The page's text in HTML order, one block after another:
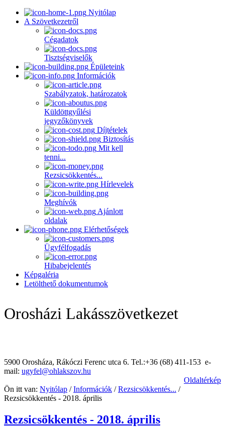
Nyitólap
A Szövetkezetről
Cégadatok
Tisztségviselők
Épületeink
Információk
Szabályzatok, határozatok
Küldöttgyűlési
jegyzőkönyvek
Díjtételek
Biztosítás
Mit kell
tenni...
Rezsicsökkentés...
Hírlevelek
Meghívók
Ajánlott
oldalak
Elérhetőségek
Ügyfélfogadás
Hibabejelentés
Képgaléria
Letölthető dokumentumok
Orosházi Lakásszövetkezet
5900 Orosháza, Rákóczi Ferenc utca 6. Tel.:+36 (68) 411-153 e-
mail: ugyfel@ohlakszov.hu
Oldaltérkép
Ön itt van: Nyitólap /Információk /Rezsicsökkentés... /
Rezsicsökkentés - 2018. április
Rezsicsökkentés - 2018. április